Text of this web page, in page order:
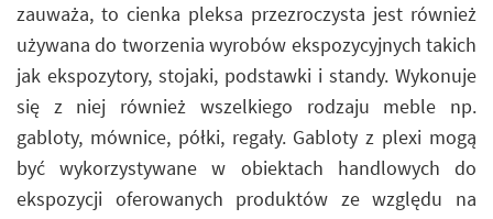
zauważa, to cienka pleksa przezroczysta jest również
używana do tworzenia wyrobów ekspozycyjnych takich
jak ekspozytory, stojaki, podstawki i standy. Wykonuje
się z niej również wszelkiego rodzaju meble np.
gabloty, mównice, półki, regały. Gabloty z plexi mogą
być wykorzystywane w obiektach handlowych do
ekspozycji oferowanych produktów ze względu na